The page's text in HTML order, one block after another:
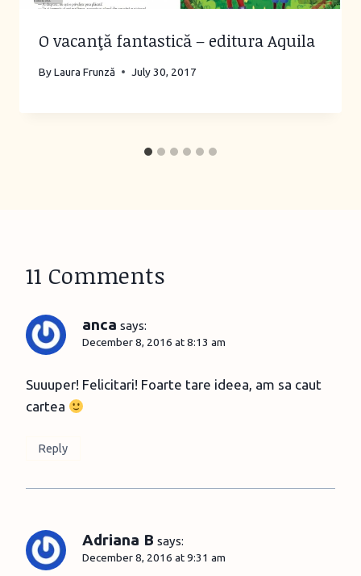
O vacanţă fantastică – editura Aquila
ByLaura Frunză July 30, 2017
11 Comments
anca says:
December 8, 2016 at 8:13 am
Suuuper! Felicitari! Foarte tare ideea, am sa caut
cartea
Reply
Adriana B says:
December 8, 2016 at 9:31 am